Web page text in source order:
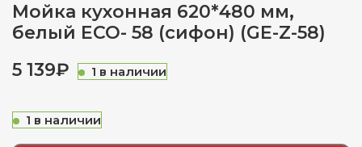
Мойка кухонная 620*480 мм,
белый ЕСО- 58 (сифон) (GE-Z-58)
₽
1 в наличии
1 в наличии